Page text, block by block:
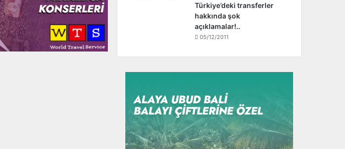
Türkiye’deki transferler
hakkında şok
açıklamalar!..
05/12/2011